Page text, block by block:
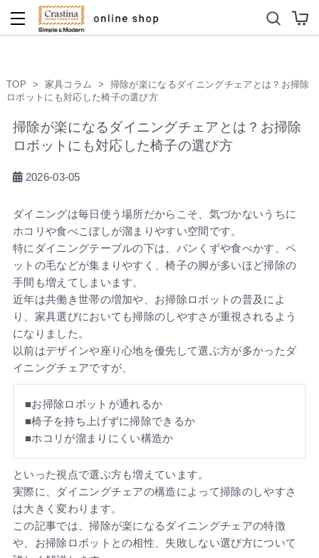
ダイニングテーブルセット
TOP > 家具コラム >
掃除が楽になるダイニングチェアとは？お掃除
ロボットにも対応した椅子の選び方
掃除が楽になるダイニングチェアとは？お掃除
ロボットにも対応した椅子の選び方
2026-03-05
ダイニングは毎日使う場所だからこそ、気づかないうちに
ホコリや食べこぼしが溜まりやすい空間です。
特にダイニングテーブルの下は、パンくずや食べかす、ペ
ットの毛などが集まりやすく、椅子の脚が多いほど掃除の
手間も増えてしまいます。
近年は共働き世帯の増加や、お掃除ロボットの普及によ
り、家具選びにおいても掃除のしやすさが重視されるよう
になりました。
以前はデザインや座り心地を優先して選ぶ方が多かったダ
イニングチェアですが、
■お掃除ロボットが通れるか
■椅子を持ち上げずに掃除できるか
■ホコリが溜まりにくい構造か
といった視点で選ぶ方も増えています。
実際に、ダイニングチェアの構造によって掃除のしやすさ
は大きく変わります。
この記事では、掃除が楽になるダイニングチェアの特徴
や、お掃除ロボットとの相性、失敗しない選び方について